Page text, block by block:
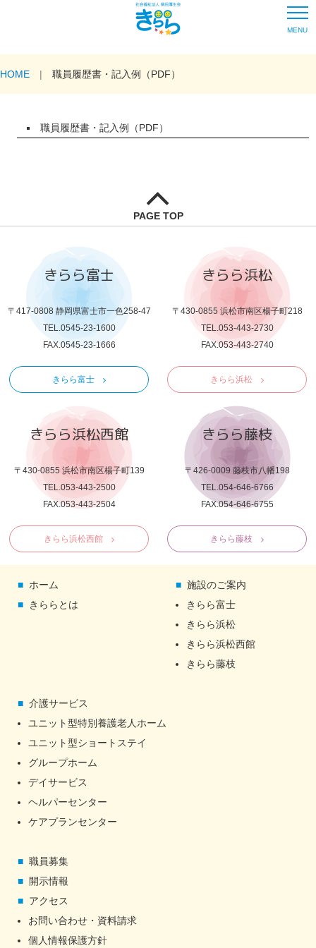
MENU
HOME 職員履歴書・記入例（PDF）
職員履歴書・記入例（PDF）
PAGE TOP
きらら富士
〒417-0808 静岡県富士市一色258-47
TEL.0545-23-1600
FAX.0545-23-1666
きらら富士
きらら浜松
〒430-0855 浜松市南区楊子町218
TEL.053-443-2730
FAX.053-443-2740
きらら浜松
きらら浜松西館
〒430-0855 浜松市南区楊子町139
TEL.053-443-2500
FAX.053-443-2504
きらら浜松西館
きらら藤枝
〒426-0009 藤枝市八幡198
TEL.054-646-6766
FAX.054-646-6755
きらら藤枝
ホーム
きららとは
施設のご案内
きらら富士
きらら浜松
きらら浜松西館
きらら藤枝
介護サービス
ユニット型特別養護老人ホーム
ユニット型ショートステイ
グループホーム
デイサービス
ヘルパーセンター
ケアプランセンター
職員募集
開示情報
アクセス
お問い合わせ・資料請求
個人情報保護方針